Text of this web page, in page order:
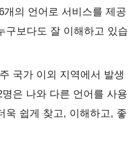
의 언어로 서비스를 제공
구보다도 잘 이해하고 있습
국가 이외 지역에서 발생
은 나와 다른 언어를 사용
욱 쉽게 찾고, 이해하고, 좋